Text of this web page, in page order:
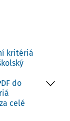
kritériá
do
celé